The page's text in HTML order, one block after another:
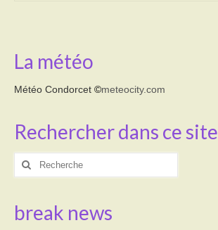
La météo
Météo Condorcet ©meteocity.com
Rechercher dans ce site
Rechercher
break news